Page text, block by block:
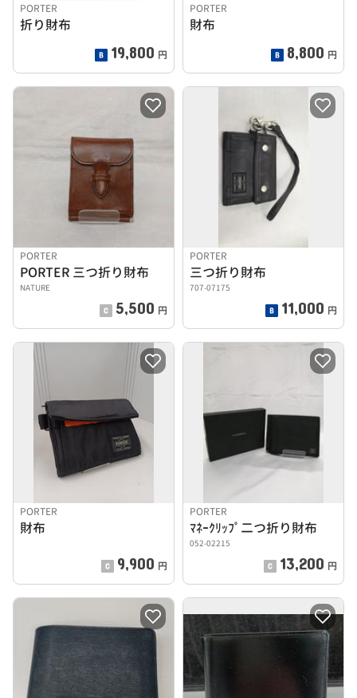
PORTER
折り財布
19,800 円
PORTER
財布
8,800 円
PORTER
PORTER 三つ折り財布
NATURE
5,500 円
PORTER
三つ折り財布
707-07175
11,000 円
PORTER
財布
9,900 円
PORTER
ﾏﾈｰｸﾘｯﾌﾟ二つ折り財布
052-02215
13,200 円